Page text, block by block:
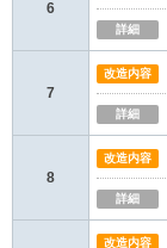
6
詳細
7
改造内容
詳細
8
改造内容
詳細
改造内容